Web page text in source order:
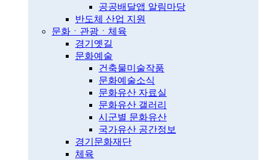
공공배달앱 알림마당
반도체 산업 지원
문화ㆍ관광ㆍ체육
경기옛길
문화예술
건축물미술작품
문화예술소식
문화유산 자료실
문화유산 갤러리
시군별 문화유산
국가유산 공간정보
경기문화재단
체육